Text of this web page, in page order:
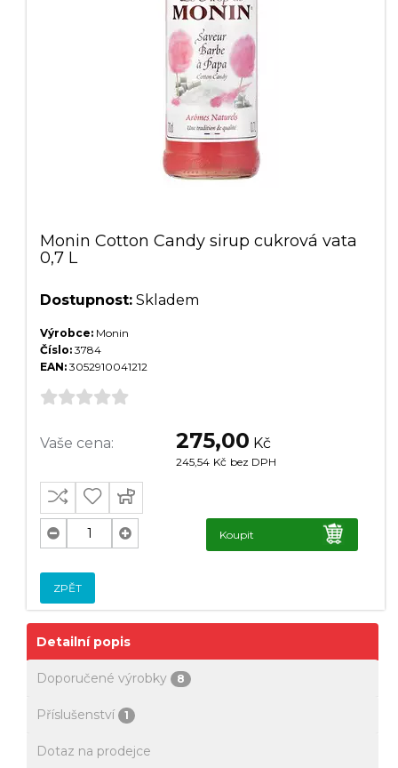
Monin Cotton Candy sirup cukrová vata
0,7 L
Dostupnost: Skladem
Výrobce: Monin
Číslo: 3784
EAN: 3052910041212
Vaše cena: 275,00 Kč
245,54 Kč bez DPH
Koupit
ZPĚT
Detailní popis
Doporučené výrobky 8
Příslušenství 1
Dotaz na prodejce